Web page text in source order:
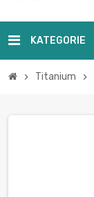
KATEGORIE
chevron_right Titanium chevron_right